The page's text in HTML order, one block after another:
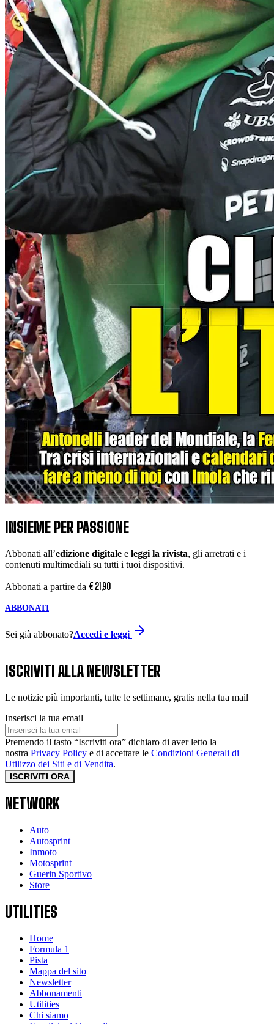
INSIEME PER PASSIONE
Abbonati all’edizione digitale e leggi la rivista, gli arretrati e i
contenuti multimediali su tutti i tuoi dispositivi.
Abbonati a partire da € 21,90
ABBONATI
Sei già abbonato?Accedi e leggi
ISCRIVITI ALLA NEWSLETTER
Le notizie più importanti, tutte le settimane, gratis nella tua mail
Inserisci la tua email
Premendo il tasto “Iscriviti ora” dichiaro di aver letto la
nostra Privacy Policy e di accettare le Condizioni Generali di
Utilizzo dei Siti e di Vendita.
ISCRIVITI ORA
NETWORK
Auto
Autosprint
Inmoto
Motosprint
Guerin Sportivo
Store
UTILITIES
Home
Formula 1
Pista
Mappa del sito
Newsletter
Abbonamenti
Utilities
Chi siamo